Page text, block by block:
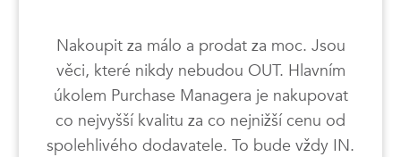
Nakoupit za málo a prodat za moc. Jsou
věci, které nikdy nebudou OUT. Hlavním
úkolem Purchase Managera je nakupovat
co nejvyšší kvalitu za co nejnižší cenu od
spolehlivého dodavatele. To bude vždy IN.